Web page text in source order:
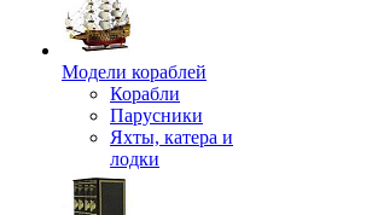
Модели кораблей
Корабли
Парусники
Яхты, катера и
лодки